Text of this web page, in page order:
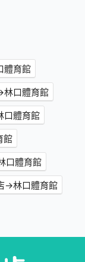
體育館
口體育館
口體育館
館
口體育館
→林口體育館